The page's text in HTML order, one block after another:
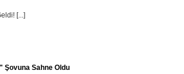
[...]
Şovuna Sahne Oldu